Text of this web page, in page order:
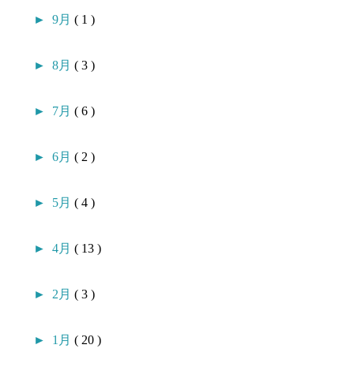
►9月( 1 )
►8月( 3 )
► 7月( 6 )
►6月( 2 )
► 5月( 4 )
►4月( 13 )
► 2月( 3 )
► 1月( 20 )